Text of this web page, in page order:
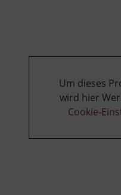
Um dieses
wird hier
Cookie-